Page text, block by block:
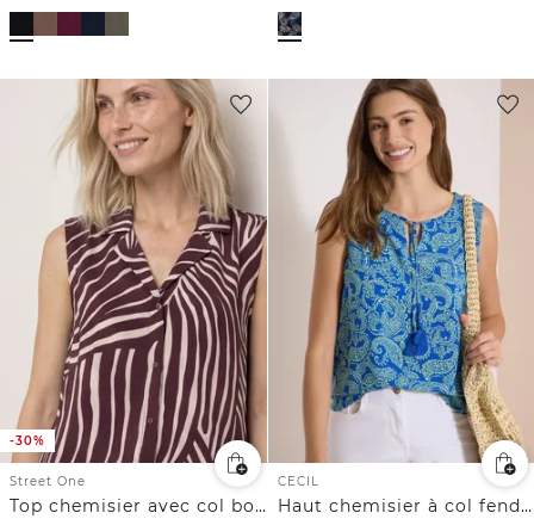
-30%
Street One
Top chemisier avec col bowling et nœuds
CECIL
Haut chemisier à col fendu et imprimé